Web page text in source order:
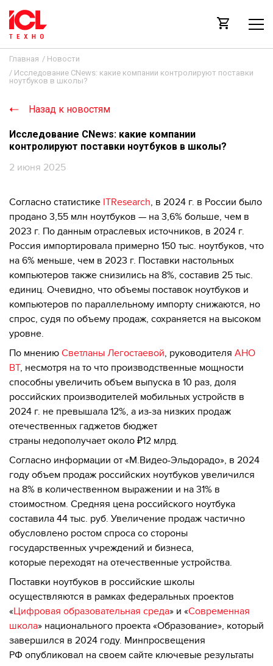
Главная / Новости
/ Исследование CNews: какие компании контролируют поставки
ноутбуков в школы?
Назад к новостям
Исследование CNews: какие компании
контролируют поставки ноутбуков в школы?
2 июня 2025
Согласно статистике ITResearch, в 2024 г. в России было
продано 3,55 млн ноутбуков — на 3,6% больше, чем в
2023 г. По данным отраслевых источников, в 2024 г.
Россия импортировала примерно 150 тыс. ноутбуков, что
на 6% меньше, чем в 2023 г. Поставки настольных
компьютеров также снизились на 8%, составив 25 тыс.
единиц. Очевидно, что объемы поставок ноутбуков и
компьютеров по параллельному импорту снижаются, но
спрос, судя по объему продаж, сохраняется на высоком
уровне.
По мнению Светланы Легостаевой, руководителя АНО
ВТ, несмотря на то что производственные мощности
способны увеличить объем выпуска в 10 раз, доля
российских производителей мобильных устройств в
2024 г. не превышала 12%, а из-за низких продаж
отечественных гаджетов бюджет
страны недополучает около ₽12 млрд.
Согласно информации от «М.Видео-Эльдорадо», в 2024
году объем продаж российских ноутбуков увеличился
на 8% в количественном выражении и на 31% в
стоимостном. Средняя цена российского ноутбука
составила 44 тыс. руб. Увеличение продаж частично
обусловлено ростом спроса со стороны
государственных учреждений и бизнеса,
которые переходят на отечественные устройства.
Поставки ноутбуков в российские школы
осуществляются в рамках федеральных проектов
«Цифровая образовательная среда» и «Современная
школа» национального проекта «Образование», который
завершился в 2024 году. Минпросвещения
РФ опубликовал на своем сайте ключевые результаты